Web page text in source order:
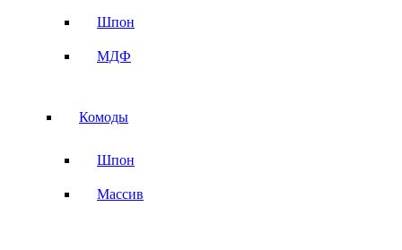
Шпон
МДФ
Комоды
Шпон
Массив